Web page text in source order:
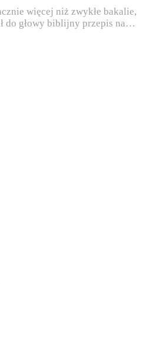
więcej niż zwykłe bakalie,
do głowy biblijny przepis na…